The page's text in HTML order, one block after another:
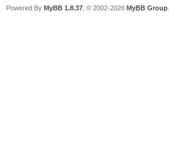
Powered By MyBB 1.8.37 , © 2002-2026 MyBB Group